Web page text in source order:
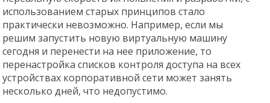
использованием старых принципов стало
практически невозможно. Например, если мы
решим запустить новую виртуальную машину
сегодня и перенести на нее приложение, то
перенастройка списков контроля доступа на всех
устройствах корпоративной сети может занять
несколько дней, что недопустимо.